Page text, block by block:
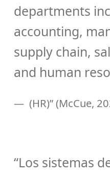
departments
accounting,
supply chain,
and human
(HR)” (McCue,
“Los sistemas